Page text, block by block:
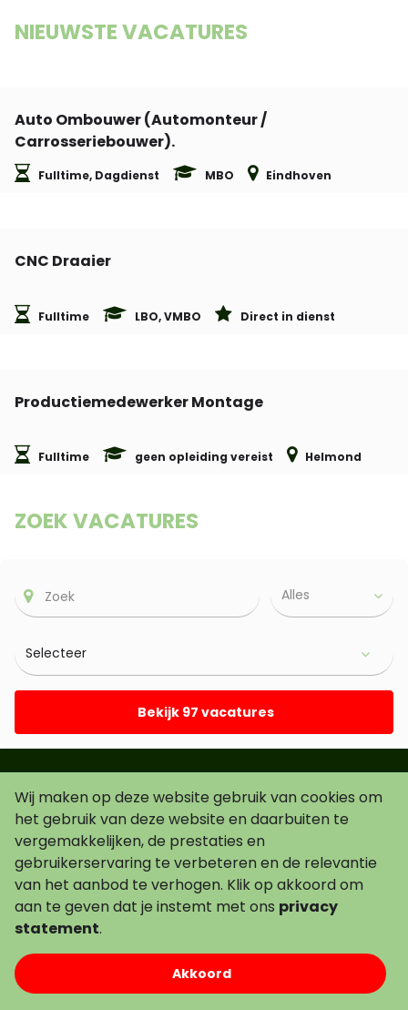
NIEUWSTE VACATURES
Auto Ombouwer (Automonteur /
Carrosseriebouwer).
Fulltime, Dagdienst MBO Eindhoven
CNC Draaier
Fulltime LBO, VMBO Direct in dienst
Productiemedewerker Montage
Fulltime geen opleiding vereist Helmond
ZOEK VACATURES
Alles
Bekijk 97 vacatures
Schrijf je in voor de nieuwsbrief!
Ik ga akkoord met devoorwaarden.
Alle vacatures
Open sollicitatie
Contact
Job alert!
Wij maken op deze website gebruik van cookies om
het gebruik van deze website en daarbuiten te
vergemakkelijken, de prestaties en
gebruikerservaring te verbeteren en de relevantie
van het aanbod te verhogen. Klik op akkoord om
aan te geven dat je instemt met ons privacy
statement.
Akkoord